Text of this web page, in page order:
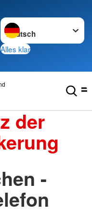
Sprache wechseln zu
Alles klar
der
-